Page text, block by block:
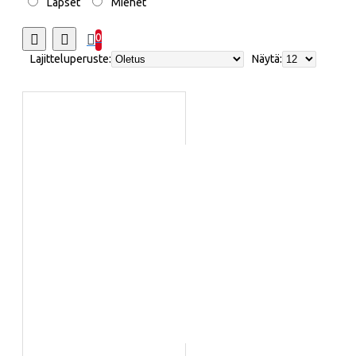
0
Lajitteluperuste:
Näytä: